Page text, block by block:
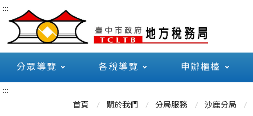
:::
分眾導覽 各稅導覽 申辦櫃檯
:::
首頁
關於我們 分局服務 沙鹿分局